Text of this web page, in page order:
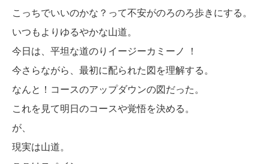
こっちでいいのかな？って不安がのろのろ歩きにする。
いつもよりゆるやかな山道。
今日は、平坦な道のりイージーカミーノ ！
今さらながら、最初に配られた図を理解する。
なんと！コースのアップダウンの図だった。
これを見て明日のコースや覚悟を決める。
が、
現実は山道。